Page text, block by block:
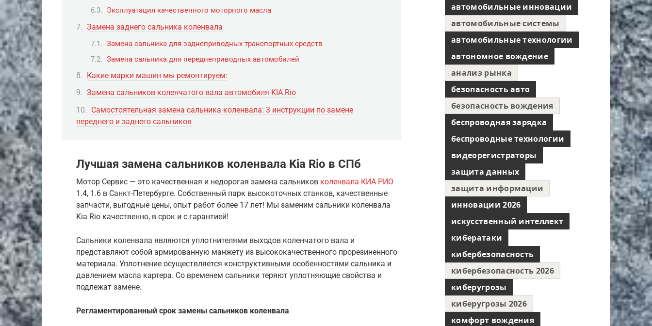
Эксплуатация качественного моторного масла
Замена заднего сальника коленвала
Замена сальника для заднеприводных транспортных средств
Замена сальника для переднеприводных автомобилей
Какие марки машин мы ремонтируем:
Замена сальников коленчатого вала автомобиля KIA Rio
Самостоятельная замена сальника коленвала: 3 инструкции по замене
переднего и заднего сальников
Лучшая замена сальников коленвала Kia Rio в СПб
Мотор Сервис — это качественная и недорогая замена сальников коленвала КИА РИО
1.4, 1.6 в Санкт-Петербурге. Собственный парк высокоточных станков, качественные
запчасти, выгодные цены, опыт работ более 17 лет! Мы заменим сальники коленвала
Kia Rio качественно, в срок и с гарантией!
Сальники коленвала являются уплотнителями выходов коленчатого вала и
представляют собой армированную манжету из высококачественного прорезиненного
материала. Уплотнение осуществляется конструктивными особенностями сальника и
давлением масла картера. Со временем сальники теряют уплотняющие свойства и
подлежат замене.
Регламентированный срок замены сальников коленвала
автомобильные инновации
автомобильные системы
автомобильные технологии
автономное вождение
анализ рынка
безопасность авто
безопасность вождения
беспроводная зарядка
беспроводные технологии
видеорегистраторы
защита данных
защита информации
инновации 2026
искусственный интеллект
кибератаки
кибербезопасность
кибербезопасность 2026
киберугрозы
киберугрозы 2026
комфорт вождения